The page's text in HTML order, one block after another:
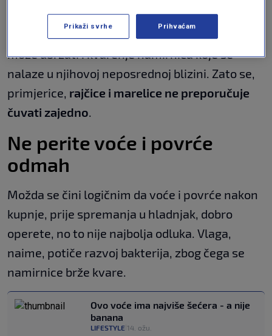
Proizvođači koriste etilen kako bi voće i povrće
brže dozreli, no u kućnom hladnjaku taj plin
može ubrzati i kvarenje namirnica koje se
nalaze u njihovoj neposrednoj blizini. Zato se,
primjerice, rajčice i marelice ne preporučuje
čuvati zajedno.
Ne perite voće i povrće
odmah
Možda se čini logičnim da voće i povrće nakon
kupnje, prije spremanja u hladnjak, dobro
operete, no to nije najbolja odluka. Vlaga,
naime, potiče razvoj bakterija, zbog čega se
namirnice brže kvare.
Ovo voće ima najviše šećera - a nije
banana
LIFESTYLE 14. ožu.
Prikaži svrhe Prihvaćam